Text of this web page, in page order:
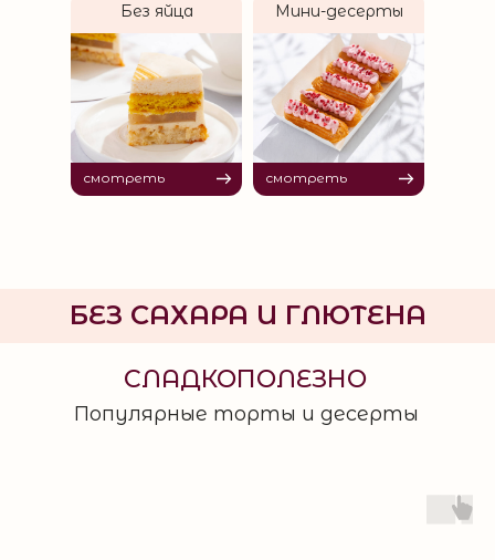
Без яйца
смотреть
Мини-десерты
смотреть
СЛАДКОПОЛЕЗНО
Популярные торты и десерты
БЕЗ САХАРА И ГЛЮТЕНА